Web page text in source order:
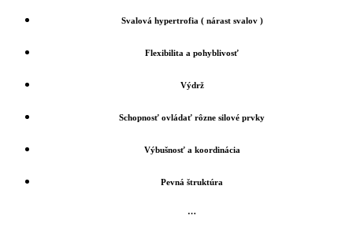
Svalová hypertrofia ( nárast svalov )
Flexibilita a pohyblivosť
Výdrž
Schopnosť ovládať rôzne silové prvky
Výbušnosť a koordinácia
Pevná štruktúra
…